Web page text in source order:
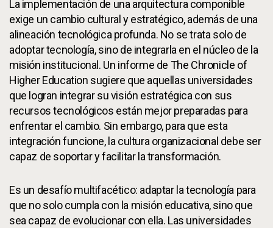
La implementación de una arquitectura componible
exige un cambio cultural y estratégico, además de una
alineación tecnológica profunda. No se trata solo de
adoptar tecnología, sino de integrarla en el núcleo de la
misión institucional. Un informe de The Chronicle of
Higher Education sugiere que aquellas universidades
que logran integrar su visión estratégica con sus
recursos tecnológicos están mejor preparadas para
enfrentar el cambio. Sin embargo, para que esta
integración funcione, la cultura organizacional debe ser
capaz de soportar y facilitar la transformación.
Es un desafío multifacético: adaptar la tecnología para
que no solo cumpla con la misión educativa, sino que
sea capaz de evolucionar con ella. Las universidades